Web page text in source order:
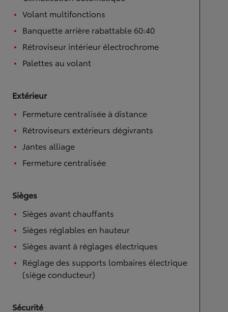
Volant multifonctions
Banquette arrière rabattable 60:40
Rétroviseur intérieur électrochrome
Palettes au volant
Extérieur
Fermeture centralisée à distance
Rétroviseurs extérieurs dégivrants
Jantes alliage
Fermeture centralisée
Sièges
Sièges avant chauffants
Sièges réglables en hauteur
Sièges avant à réglages électriques
Réglage des supports lombaires électrique
(siège conducteur)
Sécurité